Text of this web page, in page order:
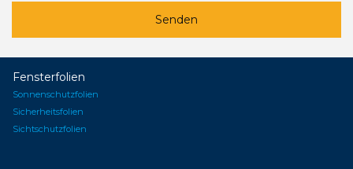
Senden
Fensterfolien
Sonnenschutzfolien
Sicherheitsfolien
Sichtschutzfolien